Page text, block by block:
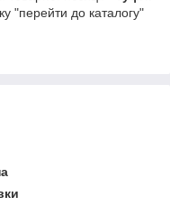
"перейти до каталогу"